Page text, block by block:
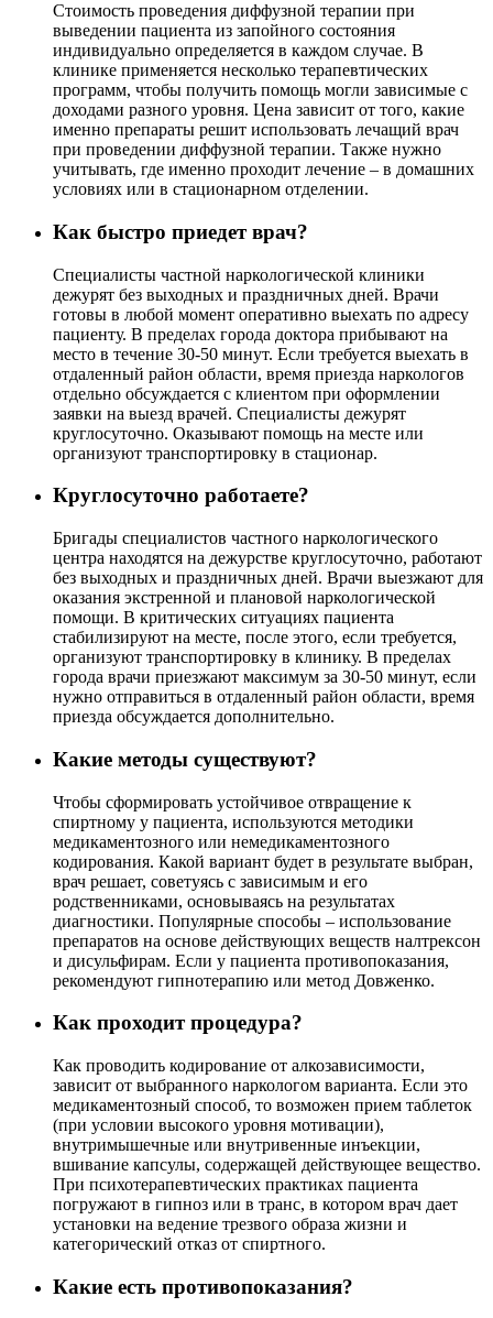
Стоимость проведения диффузной терапии при
выведении пациента из запойного состояния
индивидуально определяется в каждом случае. В
клинике применяется несколько терапевтических
программ, чтобы получить помощь могли зависимые с
доходами разного уровня. Цена зависит от того, какие
именно препараты решит использовать лечащий врач
при проведении диффузной терапии. Также нужно
учитывать, где именно проходит лечение – в домашних
условиях или в стационарном отделении.
Как быстро приедет врач?
Специалисты частной наркологической клиники
дежурят без выходных и праздничных дней. Врачи
готовы в любой момент оперативно выехать по адресу
пациенту. В пределах города доктора прибывают на
место в течение 30-50 минут. Если требуется выехать в
отдаленный район области, время приезда наркологов
отдельно обсуждается с клиентом при оформлении
заявки на выезд врачей. Специалисты дежурят
круглосуточно. Оказывают помощь на месте или
организуют транспортировку в стационар.
Круглосуточно работаете?
Бригады специалистов частного наркологического
центра находятся на дежурстве круглосуточно, работают
без выходных и праздничных дней. Врачи выезжают для
оказания экстренной и плановой наркологической
помощи. В критических ситуациях пациента
стабилизируют на месте, после этого, если требуется,
организуют транспортировку в клинику. В пределах
города врачи приезжают максимум за 30-50 минут, если
нужно отправиться в отдаленный район области, время
приезда обсуждается дополнительно.
Какие методы существуют?
Чтобы сформировать устойчивое отвращение к
спиртному у пациента, используются методики
медикаментозного или немедикаментозного
кодирования. Какой вариант будет в результате выбран,
врач решает, советуясь с зависимым и его
родственниками, основываясь на результатах
диагностики. Популярные способы – использование
препаратов на основе действующих веществ налтрексон
и дисульфирам. Если у пациента противопоказания,
рекомендуют гипнотерапию или метод Довженко.
Как проходит процедура?
Как проводить кодирование от алкозависимости,
зависит от выбранного наркологом варианта. Если это
медикаментозный способ, то возможен прием таблеток
(при условии высокого уровня мотивации),
внутримышечные или внутривенные инъекции,
вшивание капсулы, содержащей действующее вещество.
При психотерапевтических практиках пациента
погружают в гипноз или в транс, в котором врач дает
установки на ведение трезвого образа жизни и
категорический отказ от спиртного.
Какие есть противопоказания?